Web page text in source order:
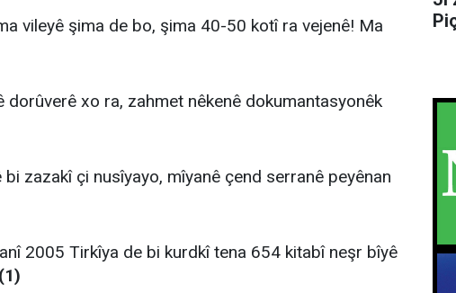
vileyê şima de bo, şima 40-50 kotî ra vejenê! Ma
dorûverê xo ra, zahmet nêkenê dokumantasyonêk
zazakî çi nusîyayo, mîyanê çend serranê peyênan
2005 Tirkîya de bi kurdkî tena 654 kitabî neşr bîyê
(1)